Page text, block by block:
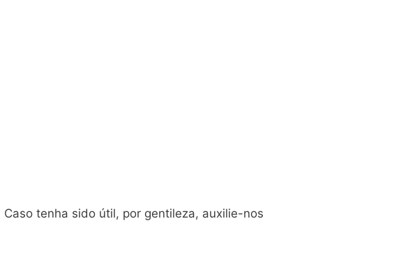
tenha sido útil, por gentileza, auxilie-nos